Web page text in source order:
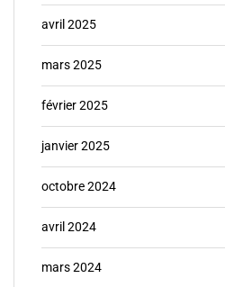
avril 2025
mars 2025
février 2025
janvier 2025
octobre 2024
avril 2024
mars 2024